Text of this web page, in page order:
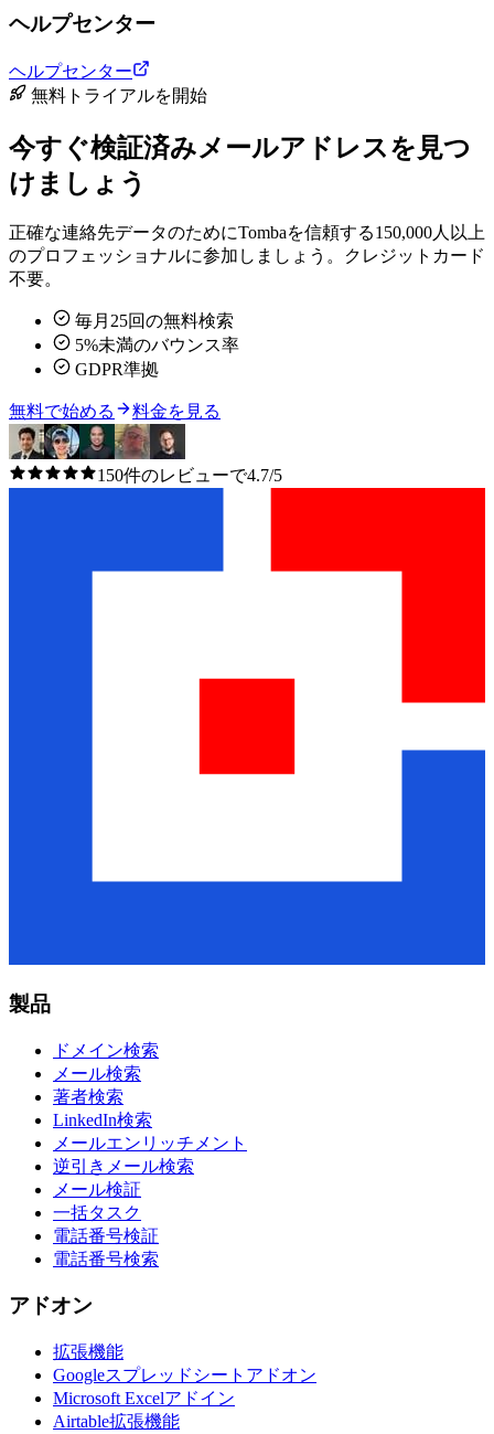
ヘルプセンター
ヘルプセンター
無料トライアルを開始
今すぐ検証済みメールアドレスを見つ
けましょう
正確な連絡先データのためにTombaを信頼する150,000人以上
のプロフェッショナルに参加しましょう。クレジットカード
不要。
毎月25回の無料検索
5%未満のバウンス率
GDPR準拠
無料で始める 料金を見る
150件のレビューで4.7/5
製品
ドメイン検索
メール検索
著者検索
LinkedIn検索
メールエンリッチメント
逆引きメール検索
メール検証
一括タスク
電話番号検証
電話番号検索
アドオン
拡張機能
Googleスプレッドシートアドオン
Microsoft Excelアドイン
Airtable拡張機能